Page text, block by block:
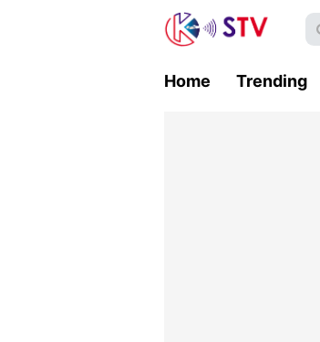
Home Trending